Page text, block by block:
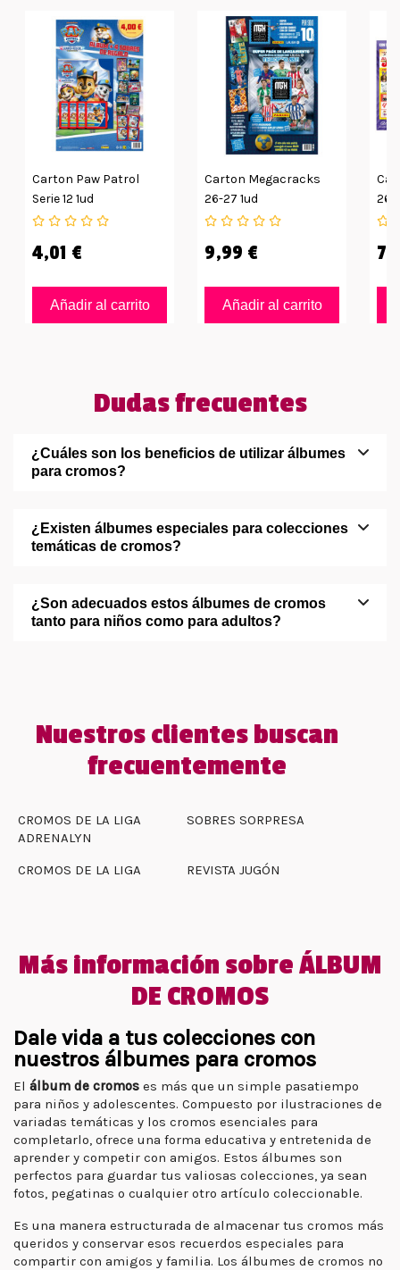
Carton Paw Patrol
Serie 12 1ud
4,01 €
Añadir al carrito
Carton Megacracks
26-27 1ud
9,99 €
Añadir al carrito
26/
Dudas frecuentes
¿Cuáles son los beneficios de utilizar álbumes
para cromos?
¿Existen álbumes especiales para colecciones
temáticas de cromos?
¿Son adecuados estos álbumes de cromos
tanto para niños como para adultos?
Nuestros clientes buscan
frecuentemente
CROMOS DE LA LIGA
ADRENALYN
SOBRES SORPRESA
CROMOS DE LA LIGA REVISTA JUGÓN
Más información sobre ÁLBUM
DE CROMOS
Dale vida a tus colecciones con
nuestros álbumes para cromos
El álbum de cromos es más que un simple pasatiempo
para niños y adolescentes. Compuesto por ilustraciones de
variadas temáticas y los cromos esenciales para
completarlo, ofrece una forma educativa y entretenida de
aprender y competir con amigos. Estos álbumes son
perfectos para guardar tus valiosas colecciones, ya sean
fotos, pegatinas o cualquier otro artículo coleccionable.
Es una manera estructurada de almacenar tus cromos más
queridos y conservar esos recuerdos especiales para
compartir con amigos y familia. Los álbumes de cromos no